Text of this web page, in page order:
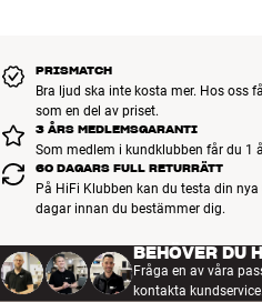
separata komponenter eftersom du
effektförstärkare du vill ha.
Klass i alla detaljer Den eleganta
egenskaper från Azur-serien har
nya höjder. Chassit är kraftigare och
frontplattan i aluminium är hela 7 mm
tungviktsklass. Detsamma gäller den
systemfjärrkontrollen.
PRISMATCH
Bra ljud ska inte kosta mer. Hos oss
som en del av priset.
3 ÅRS MEDLEMSGARANTI
Som medlem i kundklubben får du 1
60 DAGARS FULL RETURRÄTT
På HiFi Klubben kan du testa din
dagar innan du bestämmer dig.
BEHÖVER DU
Fråga en av våra
kontakta kundservice.